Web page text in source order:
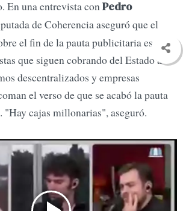
En una entrevista conPedro
de Coherencia aseguró que el
el fin de la pauta publicitaria es falso
que siguen cobrando del Estado a
descentralizados y empresas
el verso de que se acabó la pauta
cajas millonarias", aseguró.